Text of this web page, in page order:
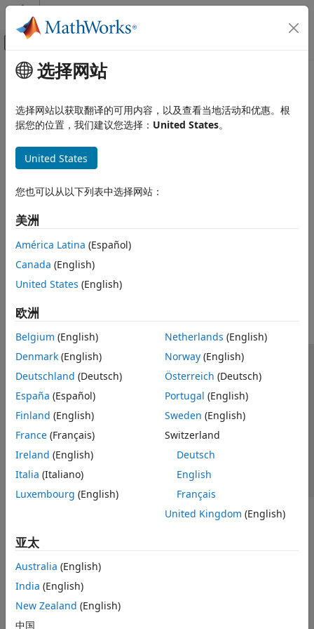
跳到内容
画布外导航菜单切换
文档主页
主要内容
本页内容对您有帮助吗？
选择网站
选择网站以获取翻译的可用内容，以及查看当地活动和优惠。根
据您的位置，我们建议您选择： United States。
United States
您也可以从以下列表中选择网站：
美洲
América Latina (Español)
Canada (English)
United States (English)
欧洲
Belgium (English)
Denmark (English)
Deutschland (Deutsch)
España (Español)
Finland (English)
France (Français)
Ireland (English)
Italia (Italiano)
Luxembourg (English)
Netherlands (English)
Norway(English)
Österreich (Deutsch)
Portugal (English)
Sweden (English)
Switzerland
Deutsch
English
Français
United Kingdom (English)
亚太
Australia (English)
India (English)
New Zealand (English)
中国
信任中心 商标 隐私政策 防盗版
应用程序状态
联系我们
© 1994-2026 The MathWorks, Inc.